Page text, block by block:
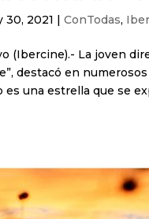
30, 2021 |ConTodas,
(Ibercine).- La joven
destacó en
una estrella que se